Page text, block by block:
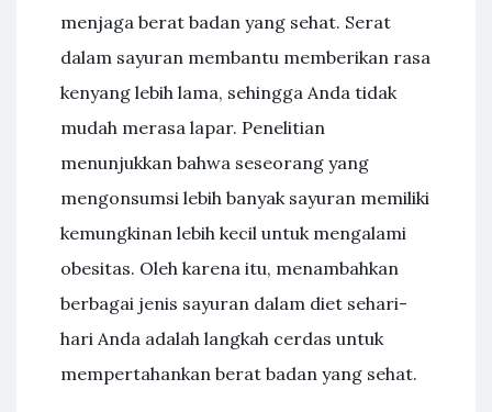
menjaga berat badan yang sehat. Serat
dalam sayuran membantu memberikan rasa
kenyang lebih lama, sehingga Anda tidak
mudah merasa lapar. Penelitian
menunjukkan bahwa seseorang yang
mengonsumsi lebih banyak sayuran memiliki
kemungkinan lebih kecil untuk mengalami
obesitas. Oleh karena itu, menambahkan
berbagai jenis sayuran dalam diet sehari-
hari Anda adalah langkah cerdas untuk
mempertahankan berat badan yang sehat.